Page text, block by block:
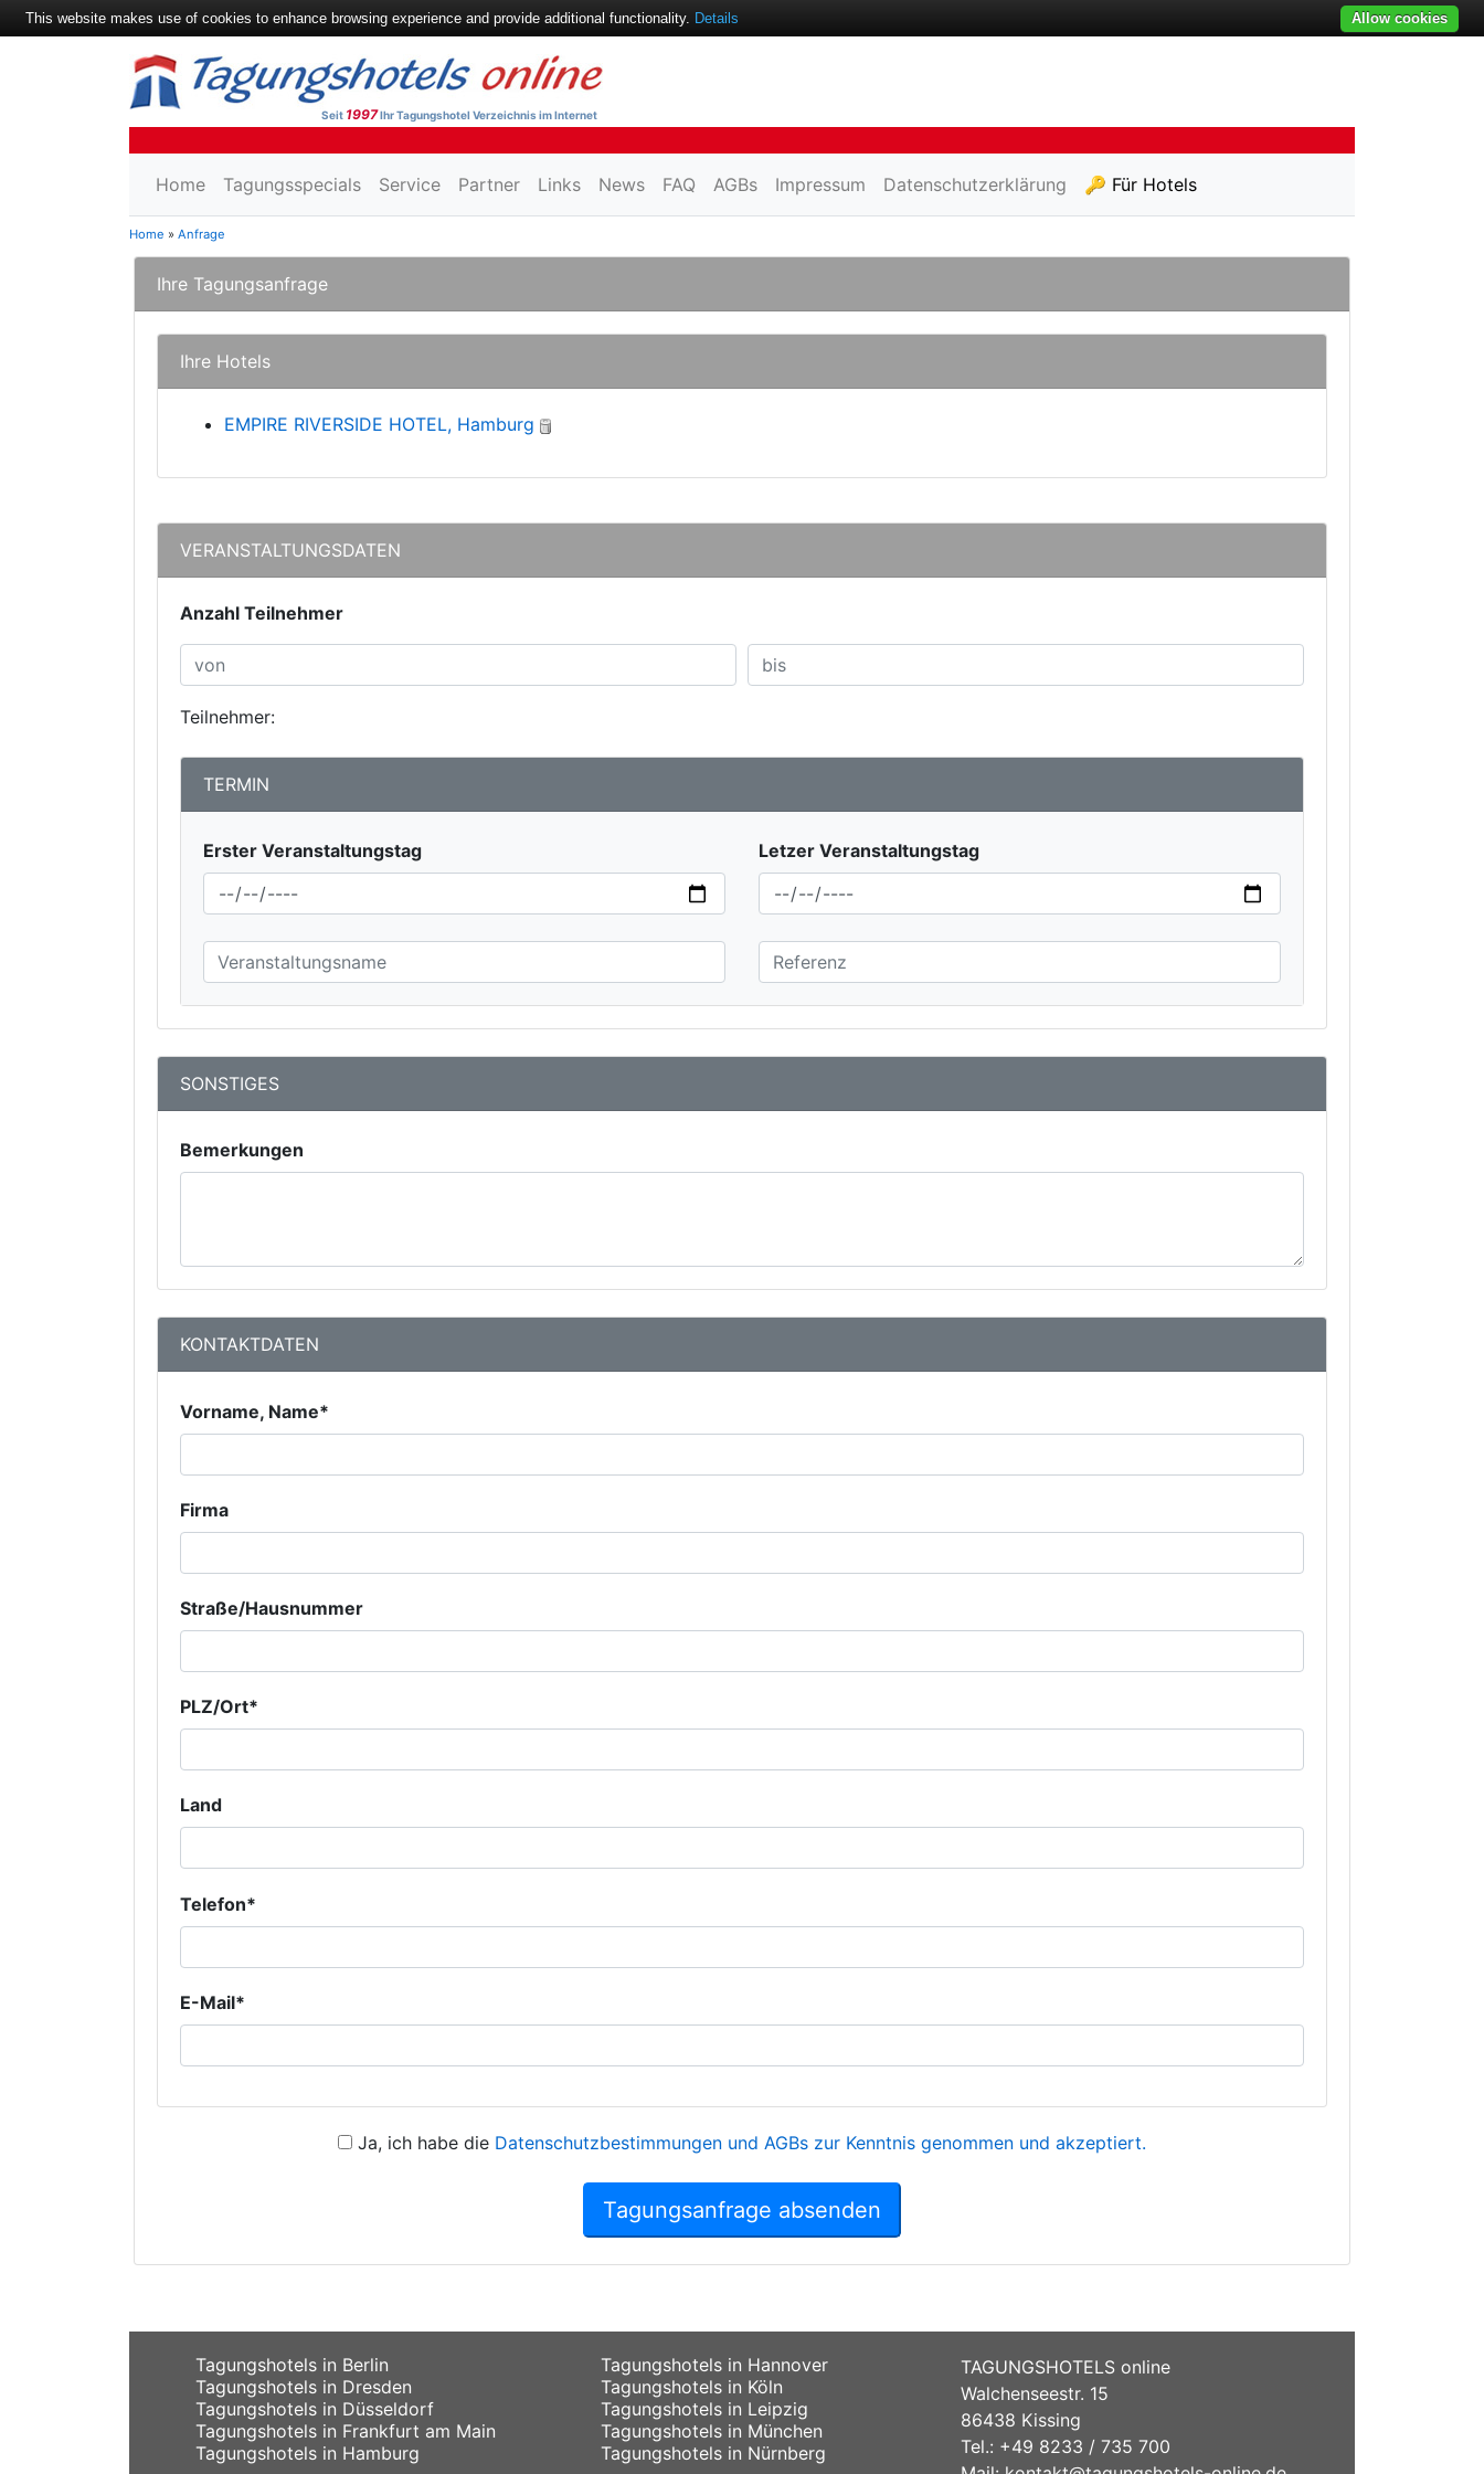
Seit 1997Ihr Tagungshotel Verzeichnis im Internet
Home Tagungsspecials Service Partner Links News FAQ AGBs Impressum Datenschutzerklärung 🔑 Für Hotels
Home » Anfrage
Ihre Tagungsanfrage
Ihre Hotels
EMPIRE RIVERSIDE HOTEL, Hamburg
VERANSTALTUNGSDATEN
Anzahl Teilnehmer
Teilnehmer:
TERMIN
Erster Veranstaltungstag Letzer Veranstaltungstag
SONSTIGES
Bemerkungen
KONTAKTDATEN
Vorname, Name*
Firma
Straße/Hausnummer
PLZ/Ort*
Land
Telefon*
E-Mail*
Ja, ich habe die Datenschutzbestimmungen und AGBs zur Kenntnis genommen und akzeptiert.
Tagungsanfrage absenden
Tagungshotels in Berlin
Tagungshotels in Dresden
Tagungshotels in Düsseldorf
Tagungshotels in Frankfurt am Main
Tagungshotels in Hamburg
Tagungshotels in Hannover
Tagungshotels in Köln
Tagungshotels in Leipzig
Tagungshotels in München
Tagungshotels in Nürnberg
TAGUNGSHOTELS online
Walchenseestr. 15
86438 Kissing
Tel.: +49 8233 / 735 700
This website makes use of cookies to enhance browsing experience and provide additional functionality. Details Allow cookies